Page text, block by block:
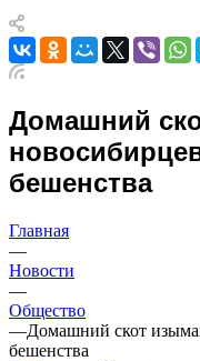
Домашний
бешенства
Главная
—
Новости
—
Общество
—Домашний скот
бешенства